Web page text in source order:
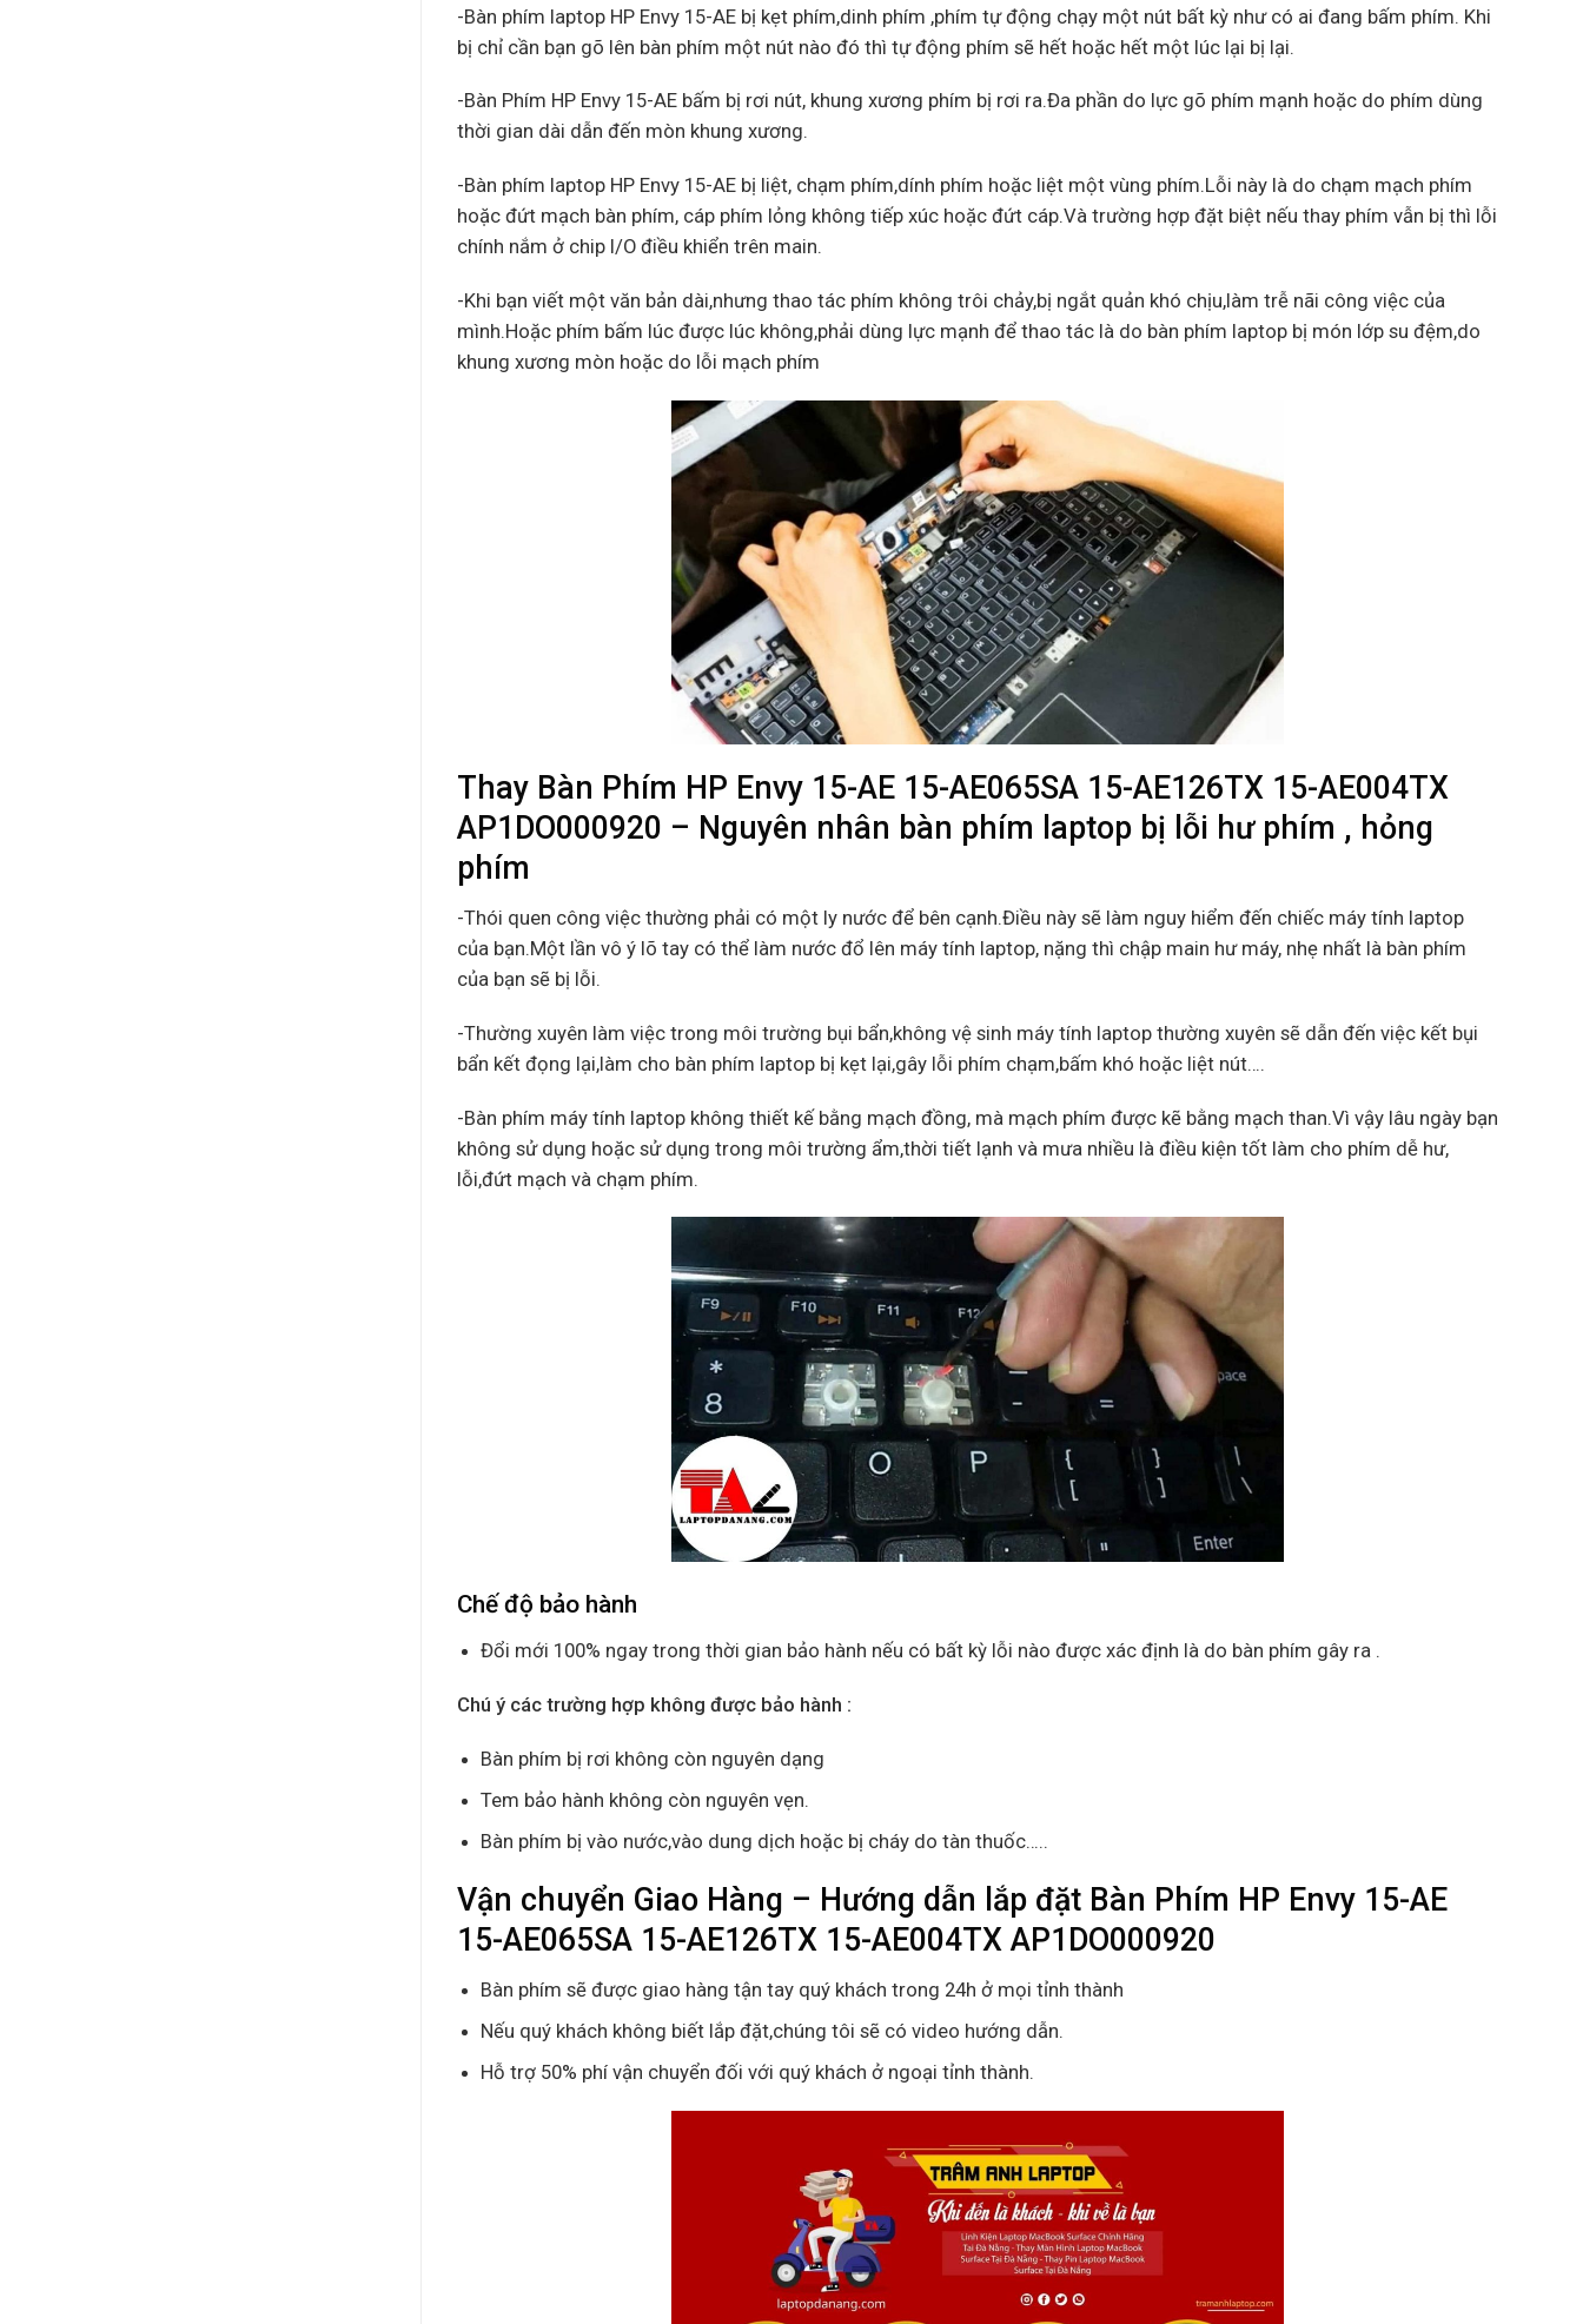
-Bàn phím laptop HP Envy 15-AE bị kẹt phím,dinh phím ,phím tự động chạy một nút bất kỳ như có ai đang bấm phím. Khi
bị chỉ cần bạn gõ lên bàn phím một nút nào đó thì tự động phím sẽ hết hoặc hết một lúc lại bị lại.
-Bàn Phím HP Envy 15-AE bấm bị rơi nút, khung xương phím bị rơi ra.Đa phần do lực gõ phím mạnh hoặc do phím dùng
thời gian dài dẫn đến mòn khung xương.
-Bàn phím laptop HP Envy 15-AE bị liệt, chạm phím,dính phím hoặc liệt một vùng phím.Lỗi này là do chạm mạch phím
hoặc đứt mạch bàn phím, cáp phím lỏng không tiếp xúc hoặc đứt cáp.Và trường hợp đặt biệt nếu thay phím vẫn bị thì lỗi
chính nắm ở chip I/O điều khiển trên main.
-Khi bạn viết một văn bản dài,nhưng thao tác phím không trôi chảy,bị ngắt quản khó chịu,làm trễ nãi công việc của
mình.Hoặc phím bấm lúc được lúc không,phải dùng lực mạnh để thao tác là do bàn phím laptop bị món lớp su đệm,do
khung xương mòn hoặc do lỗi mạch phím
Thay Bàn Phím HP Envy 15-AE 15-AE065SA 15-AE126TX 15-AE004TX
AP1DO000920 – Nguyên nhân bàn phím laptop bị lỗi hư phím , hỏng
phím
-Thói quen công việc thường phải có một ly nước để bên cạnh.Điều này sẽ làm nguy hiểm đến chiếc máy tính laptop
của bạn.Một lần vô ý lõ tay có thể làm nước đổ lên máy tính laptop, nặng thì chập main hư máy, nhẹ nhất là bàn phím
của bạn sẽ bị lỗi.
-Thường xuyên làm việc trong môi trường bụi bẩn,không vệ sinh máy tính laptop thường xuyên sẽ dẫn đến việc kết bụi
bẩn kết đọng lại,làm cho bàn phím laptop bị kẹt lại,gây lỗi phím chạm,bấm khó hoặc liệt nút….
-Bàn phím máy tính laptop không thiết kế bằng mạch đồng, mà mạch phím được kẽ bằng mạch than.Vì vậy lâu ngày bạn
không sử dụng hoặc sử dụng trong môi trường ẩm,thời tiết lạnh và mưa nhiều là điều kiện tốt làm cho phím dễ hư,
lỗi,đứt mạch và chạm phím.
Chế độ bảo hành
Đổi mới 100% ngay trong thời gian bảo hành nếu có bất kỳ lỗi nào được xác định là do bàn phím gây ra .
Chú ý các trường hợp không được bảo hành :
Bàn phím bị rơi không còn nguyên dạng
Tem bảo hành không còn nguyên vẹn.
Bàn phím bị vào nước,vào dung dịch hoặc bị cháy do tàn thuốc…..
Vận chuyển Giao Hàng – Hướng dẫn lắp đặt Bàn Phím HP Envy 15-AE
15-AE065SA 15-AE126TX 15-AE004TX AP1DO000920
Bàn phím sẽ được giao hàng tận tay quý khách trong 24h ở mọi tỉnh thành
Nếu quý khách không biết lắp đặt,chúng tôi sẽ có video hướng dẫn.
Hỗ trợ 50% phí vận chuyển đối với quý khách ở ngoại tỉnh thành.